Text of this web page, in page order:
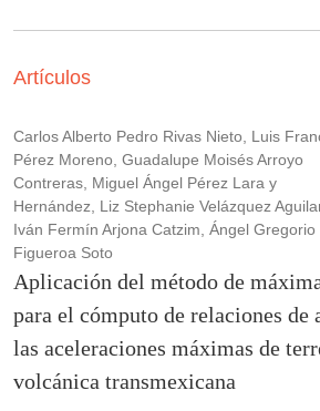
Artículos
Carlos Alberto Pedro Rivas Nieto, Luis
Pérez Moreno, Guadalupe Moisés Arroyo
Contreras, Miguel Ángel Pérez Lara y
Hernández, Liz Stephanie Velázquez
Iván Fermín Arjona Catzim, Ángel Gregorio
Figueroa Soto
Aplicación del método de
para el cómputo de relaciones de
las aceleraciones máximas de
volcánica transmexicana